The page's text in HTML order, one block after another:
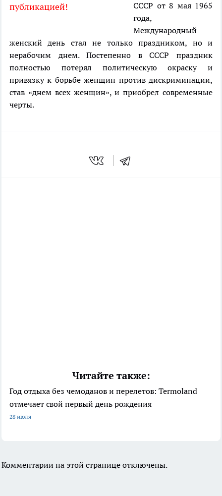
публикацией!
СССР от 8 мая 1965
года,
Международный
женский день стал не только праздником, но и
нерабочим днем. Постепенно в СССР праздник
полностью потерял политическую окраску и
привязку к борьбе женщин против дискриминации,
став «днем всех женщин», и приобрел современные
черты.
Читайте также:
Год отдыха без чемоданов и перелетов: Termoland
отмечает свой первый день рождения
28 июля
Комментарии на этой странице отключены.